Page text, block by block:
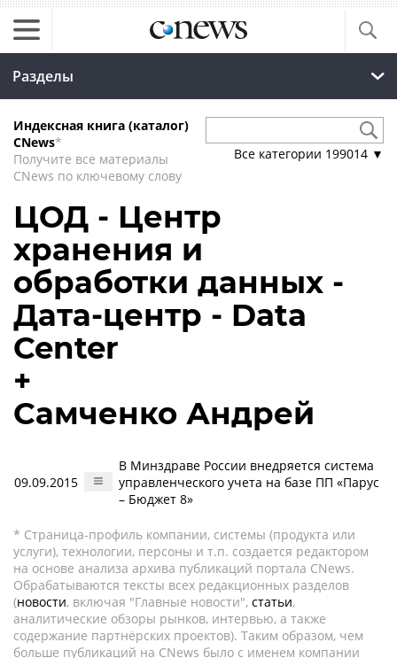
Разделы
Индексная книга (каталог)
CNews*
Получите все материалы
CNews по ключевому слову
Все категории 199014 ▼
ЦОД - Центр
хранения и
обработки данных -
Дата-центр - Data
Center
+
Самченко Андрей
09.09.2015
В Минздраве России внедряется система
управленческого учета на базе ПП «Парус
– Бюджет 8»
* Страница-профиль компании, системы (продукта или
услуги), технологии, персоны и т.п. создается редактором
на основе анализа архива публикаций портала CNews.
Обрабатываются тексты всех редакционных разделов
(новости, включая "Главные новости", статьи,
аналитические обзоры рынков, интервью, а также
содержание партнёрских проектов). Таким образом, чем
больше публикаций на CNews было с именем компании